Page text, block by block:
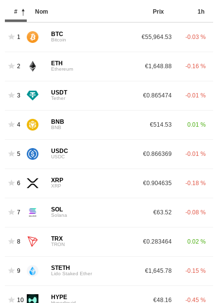
# Nom Prix ​​ 1h
1 BTC
Bitcoin €55,964.53 -0.03 %
2 ETH
Ethereum €1,648.88 -0.16 %
3 USDT
Tether €0.865474 -0.01 %
4 BNB
BNB €514.53 0.01 %
5 USDC
USDC €0.866369 -0.01 %
6 XRP
XRP €0.904635 -0.18 %
7 SOL
Solana €63.52 -0.08 %
8 TRX
TRON €0.283464 0.02 %
9 STETH
Lido Staked Ether €1,645.78 -0.15 %
10 HYPE €48.16 -0.45 %